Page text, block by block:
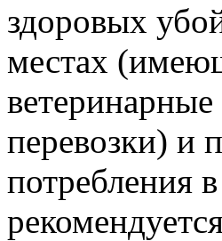
здоровых
местах
перевозки) и
потребления